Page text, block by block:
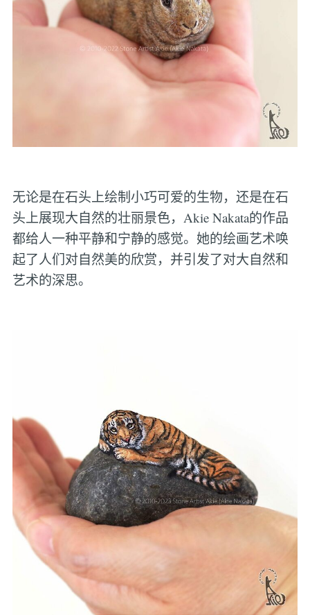
无论是在石头上绘制小巧可爱的生物，还是在石
头上展现大自然的壮丽景色，Akie Nakata的作品
都给人一种平静和宁静的感觉。她的绘画艺术唤
起了人们对自然美的欣赏，并引发了对大自然和
艺术的深思。